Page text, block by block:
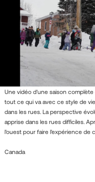
Une vidéo d'une saison
tout ce qui va avec ce style de
dans les rues. La perspective
apprise dans les rues difficiles.
l'ouest pour faire l'expérience de
Canada